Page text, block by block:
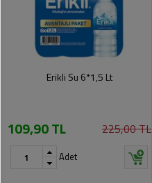
Erikli Su 6*1,5 Lt
109,90 TL 225,00 TL
Adet